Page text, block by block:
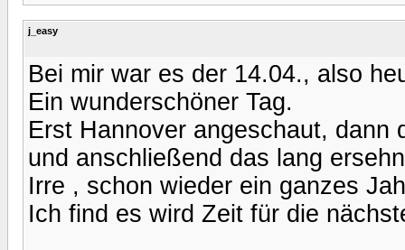
j_easy
Bei mir war es der 14.04., also
Ein wunderschöner Tag.
Erst Hannover angeschaut, dann
und anschließend das lang
Irre , schon wieder ein ganzes
Ich find es wird Zeit für die